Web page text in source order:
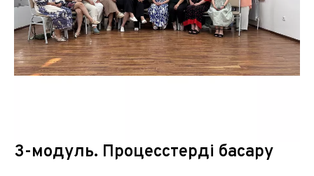
3-модуль. Процесстерді басқару